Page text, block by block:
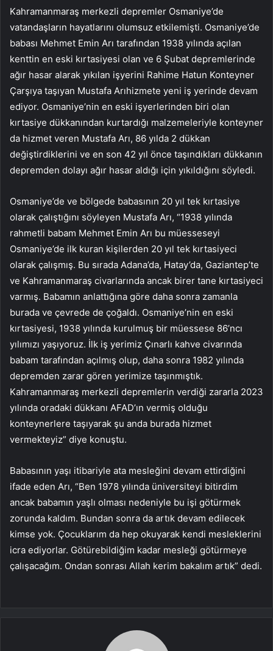
Kahramanmaraş merkezli depremler Osmaniye’de
vatandaşların hayatlarını olumsuz etkilemişti. Osmaniye’de
babası Mehmet Emin Arı tarafından 1938 yılında açılan
kenttin en eski kırtasiyesi olan ve 6 Şubat depremlerinde
ağır hasar alarak yıkılan işyerini Rahime Hatun Konteyner
Çarşıya taşıyan Mustafa Arıhizmete yeni iş yerinde devam
ediyor. Osmaniye’nin en eski işyerlerinden biri olan
kırtasiye dükkanından kurtardığı malzemeleriyle konteyner
da hizmet veren Mustafa Arı, 86 yılda 2 dükkan
değiştirdiklerini ve en son 42 yıl önce taşındıkları dükkanın
depremden dolayı ağır hasar aldığı için yıkıldığını söyledi.
Osmaniye’de ve bölgede babasının 20 yıl tek kırtasiye
olarak çalıştığını söyleyen Mustafa Arı, “1938 yılında
rahmetli babam Mehmet Emin Arı bu müesseseyi
Osmaniye’de ilk kuran kişilerden 20 yıl tek kırtasiyeci
olarak çalışmış. Bu sırada Adana’da, Hatay’da, Gaziantep’te
ve Kahramanmaraş civarlarında ancak birer tane kırtasiyeci
varmış. Babamın anlattığına göre daha sonra zamanla
burada ve çevrede de çoğaldı. Osmaniye’nin en eski
kırtasiyesi, 1938 yılında kurulmuş bir müessese 86’ncı
yılımızı yaşıyoruz. İlk iş yerimiz Çınarlı kahve civarında
babam tarafından açılmış olup, daha sonra 1982 yılında
depremden zarar gören yerimize taşınmıştık.
Kahramanmaraş merkezli depremlerin verdiği zararla 2023
yılında oradaki dükkanı AFAD’ın vermiş olduğu
konteynerlere taşıyarak şu anda burada hizmet
vermekteyiz” diye konuştu.
Babasının yaşı itibariyle ata mesleğini devam ettirdiğini
ifade eden Arı, “Ben 1978 yılında üniversiteyi bitirdim
ancak babamın yaşlı olması nedeniyle bu işi götürmek
zorunda kaldım. Bundan sonra da artık devam edilecek
kimse yok. Çocuklarım da hep okuyarak kendi mesleklerini
icra ediyorlar. Götürebildiğim kadar mesleği götürmeye
çalışacağım. Ondan sonrası Allah kerim bakalım artık” dedi.